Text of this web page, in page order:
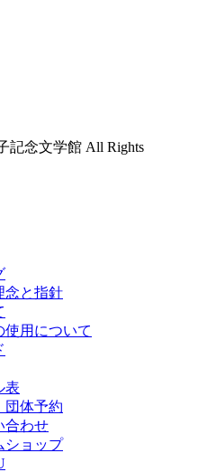
記念文学館 All Rights
念と指針
使用について
表
団体予約
合わせ
ショップ